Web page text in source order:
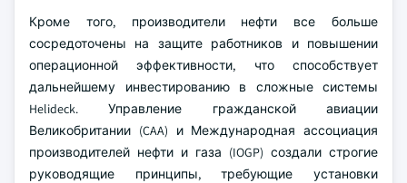
Кроме того, производители нефти все больше
сосредоточены на защите работников и повышении
операционной эффективности, что способствует
дальнейшему инвестированию в сложные системы
Helideck. Управление гражданской авиации
Великобритании (CAA) и Международная ассоциация
производителей нефти и газа (IOGP) создали строгие
руководящие принципы, требующие установки